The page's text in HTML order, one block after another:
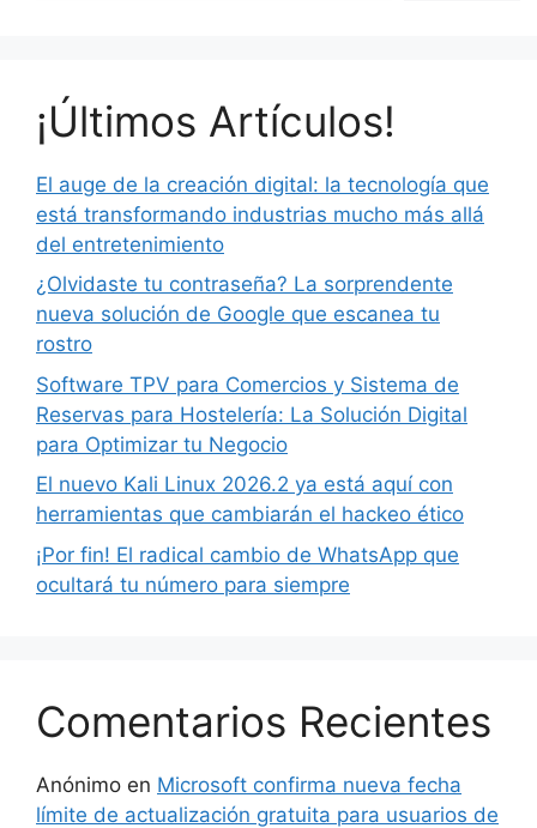
¡Últimos Artículos!
El auge de la creación digital: la tecnología que
está transformando industrias mucho más allá
del entretenimiento
¿Olvidaste tu contraseña? La sorprendente
nueva solución de Google que escanea tu
rostro
Software TPV para Comercios y Sistema de
Reservas para Hostelería: La Solución Digital
para Optimizar tu Negocio
El nuevo Kali Linux 2026.2 ya está aquí con
herramientas que cambiarán el hackeo ético
¡Por fin! El radical cambio de WhatsApp que
ocultará tu número para siempre
Comentarios Recientes
Anónimo en Microsoft confirma nueva fecha
límite de actualización gratuita para usuarios de